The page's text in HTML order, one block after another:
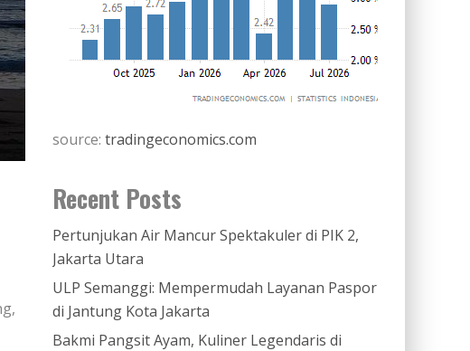
source: tradingeconomics.com
Recent Posts
Pertunjukan Air Mancur Spektakuler di PIK 2,
Jakarta Utara
ULP Semanggi: Mempermudah Layanan Paspor
di Jantung Kota Jakarta
Bakmi Pangsit Ayam, Kuliner Legendaris di